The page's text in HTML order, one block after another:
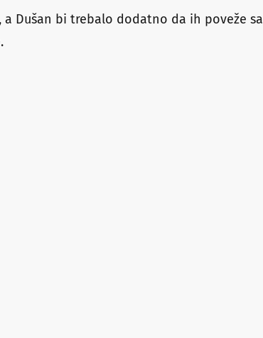
Dušan bi trebalo dodatno da ih poveže sa